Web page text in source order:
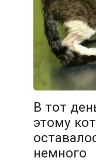
В тот
этому
немного